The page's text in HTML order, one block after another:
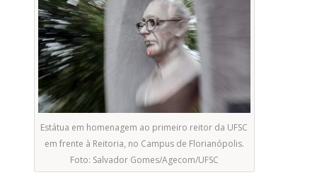
Estátua em homenagem ao primeiro reitor da UFSC
em frente à Reitoria, no Campus de Florianópolis.
Foto: Salvador Gomes/Agecom/UFSC